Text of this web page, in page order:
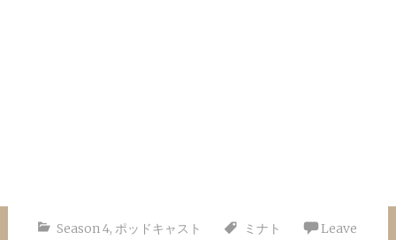
Season 4, ポッドキャスト ミナト
Leave